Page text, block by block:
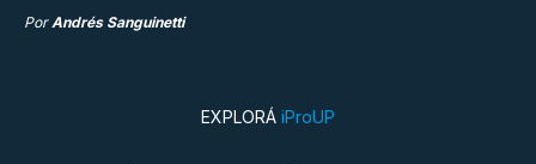
Por Andrés Sanguinetti
EXPLORÁ iProUP